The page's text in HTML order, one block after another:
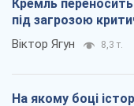
Кремль
під загрозою
Віктор Ягун 8,3 т.
На якому боці